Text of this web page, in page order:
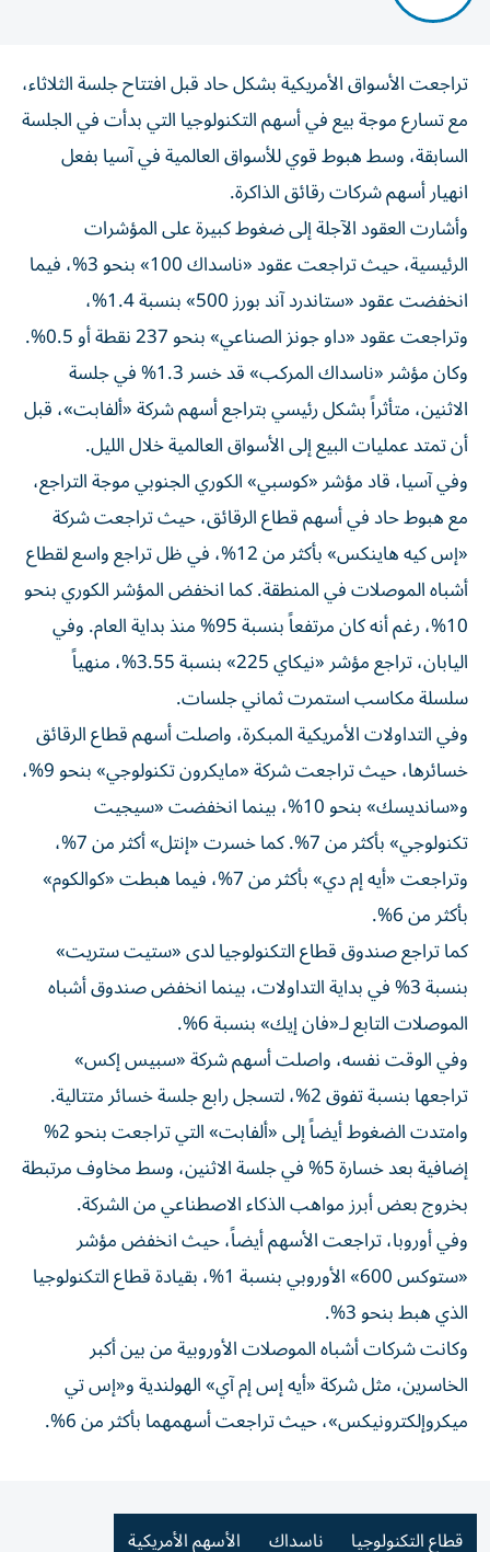
تراجعت الأسواق الأمريكية بشكل حاد قبل افتتاح جلسة الثلاثاء،
مع تسارع موجة بيع في أسهم التكنولوجيا التي بدأت في الجلسة
السابقة، وسط هبوط قوي للأسواق العالمية في آسيا بفعل
انهيار أسهم شركات رقائق الذاكرة.
وأشارت العقود الآجلة إلى ضغوط كبيرة على المؤشرات
الرئيسية، حيث تراجعت عقود «ناسداك 100» بنحو 3%، فيما
انخفضت عقود «ستاندرد آند بورز 500» بنسبة 1.4%،
وتراجعت عقود «داو جونز الصناعي» بنحو 237 نقطة أو 0.5%.
وكان مؤشر «ناسداك المركب» قد خسر 1.3% في جلسة
الاثنين، متأثراً بشكل رئيسي بتراجع أسهم شركة «ألفابت»، قبل
أن تمتد عمليات البيع إلى الأسواق العالمية خلال الليل.
وفي آسيا، قاد مؤشر «كوسبي» الكوري الجنوبي موجة التراجع،
مع هبوط حاد في أسهم قطاع الرقائق، حيث تراجعت شركة
«إس كيه هاينكس» بأكثر من 12%، في ظل تراجع واسع لقطاع
أشباه الموصلات في المنطقة. كما انخفض المؤشر الكوري بنحو
10%، رغم أنه كان مرتفعاً بنسبة 95% منذ بداية العام. وفي
اليابان، تراجع مؤشر «نيكاي 225» بنسبة 3.55%، منهياً
سلسلة مكاسب استمرت ثماني جلسات.
وفي التداولات الأمريكية المبكرة، واصلت أسهم قطاع الرقائق
خسائرها، حيث تراجعت شركة «مايكرون تكنولوجي» بنحو 9%،
و«سانديسك» بنحو 10%، بينما انخفضت «سيجيت
تكنولوجي» بأكثر من 7%. كما خسرت «إنتل» أكثر من 7%،
وتراجعت «أيه إم دي» بأكثر من 7%، فيما هبطت «كوالكوم»
بأكثر من 6%.
كما تراجع صندوق قطاع التكنولوجيا لدى «ستيت ستريت»
بنسبة 3% في بداية التداولات، بينما انخفض صندوق أشباه
الموصلات التابع لـ«فان إيك» بنسبة 6%.
وفي الوقت نفسه، واصلت أسهم شركة «سبيس إكس»
تراجعها بنسبة تفوق 2%، لتسجل رابع جلسة خسائر متتالية.
وامتدت الضغوط أيضاً إلى «ألفابت» التي تراجعت بنحو 2%
إضافية بعد خسارة 5% في جلسة الاثنين، وسط مخاوف مرتبطة
بخروج بعض أبرز مواهب الذكاء الاصطناعي من الشركة.
وفي أوروبا، تراجعت الأسهم أيضاً، حيث انخفض مؤشر
«ستوكس 600» الأوروبي بنسبة 1%، بقيادة قطاع التكنولوجيا
الذي هبط بنحو 3%.
وكانت شركات أشباه الموصلات الأوروبية من بين أكبر
الخاسرين، مثل شركة «أيه إس إم آي» الهولندية و«إس تي
ميكروإلكترونيكس»، حيث تراجعت أسهمهما بأكثر من 6%.
قطاع التكنولوجيا ناسداك الأسهم الأمريكية